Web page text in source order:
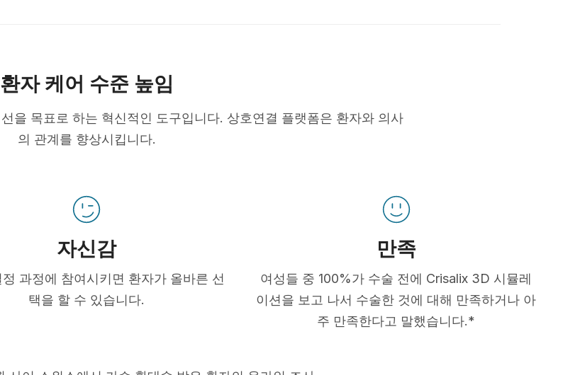
환자 케어 수준 높임
을 목표로 하는 혁신적인 도구입니다. 상호연결 플랫폼은 환자와 의사
의 관계를 향상시킵니다.
자신감
과정에 참여시키면 환자가 올바른 선
택을 할 수 있습니다.
만족
여성들 중 100%가 수술 전에 Crisalix 3D 시뮬레
이션을 보고 나서 수술한 것에 대해 만족하거나 아
주 만족한다고 말했습니다.*